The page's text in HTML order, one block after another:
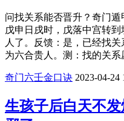
问找关系能否晋升？奇门遁
戊申日戌时，戊落中宫转
人了。反馈：是，已经找
为六合贵人。测：找的关系
奇门六壬金口诀 2023-04-24
生孩子后白天不